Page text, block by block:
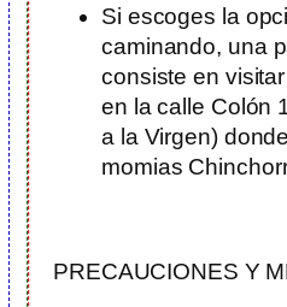
Si escoges la
caminando, una
consiste en
en la calle Colón
a la Virgen)
momias
PRECAUCIONES Y